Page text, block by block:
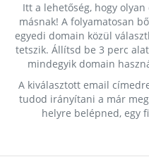
Itt a lehetőség, hogy
másnak! A folyamatosan
egyedi domain közül
tetszik. Állítsd be 3 perc
mindegyik domain
A kiválasztott email
tudod irányítani a már
helyre belépned, egy